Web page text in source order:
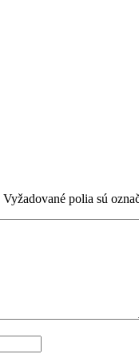
Vyžadované polia sú